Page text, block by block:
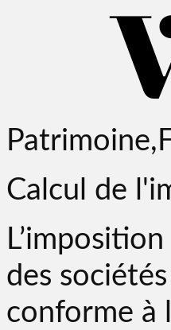
Calcul de
des
conforme à